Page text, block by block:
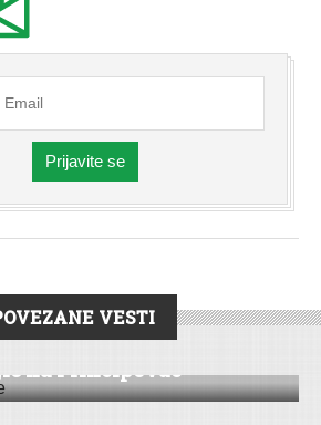
Prijavite se
VESTI
na Principovac